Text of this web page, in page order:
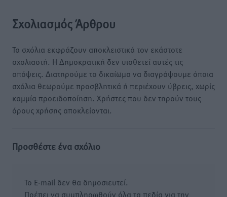
Σχολιασμός Άρθρου
Τα σχόλια εκφράζουν αποκλειστικά τον εκάστοτε
σχολιαστή. Η Δημοκρατική δεν υιοθετεί αυτές τις
απόψεις. Διατηρούμε το δικαίωμα να διαγράψουμε όποια
σχόλια θεωρούμε προσβλητικά ή περιέχουν ύβρεις, χωρίς
καμμία προειδοποίηση. Χρήστες που δεν τηρούν τους
όρους χρήσης αποκλείονται.
Προσθέστε ένα σχόλιο
Το E-mail δεν θα δημοσιευτεί.
Πρέπει να συμπληρωθούν όλα τα πεδία για την